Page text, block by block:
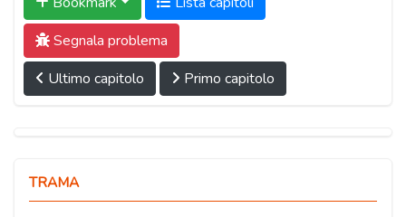
Segnala problema
Ultimo capitolo
Primo capitolo
TRAMA